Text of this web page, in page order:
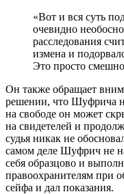
«Вот и вся суть
очевидно
расследования
измена и
Это просто
Он также обращает
решении, что Шуфрича
на свободе он может
на свидетелей и
судья никак не
самом деле Шуфрич не
себя образцово и
правоохранителям при
сейфа и дал показания.